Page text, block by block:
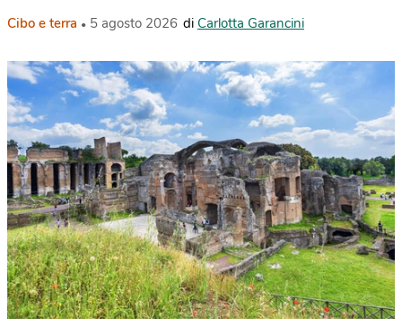
Cibo e terra 5 agosto 2026 di Carlotta Garancini